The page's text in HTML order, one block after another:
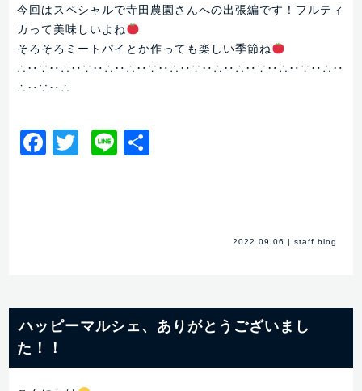
今回はスペシャルで寺田農園さんへの出張編です！フルティ
カって美味しいよね
そろそろミートパイとか作っても楽しい季節ね
∴‥∵‥∴‥∵‥∴‥∴‥∵‥∴‥∵‥∴‥∴‥∵‥∴‥∵‥∴‥
∴‥∵‥∴
Facebook
Twitter
Line
2022.09.06 staff blog
ハッピーマルシェ、ありがとうございまし
た！！